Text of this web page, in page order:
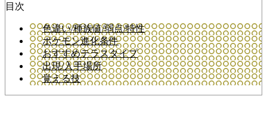
目次
色違い/種族値/弱点/特性
ポケモン進化条件
おすすめテラスタイプ
出現/入手場所
覚える技